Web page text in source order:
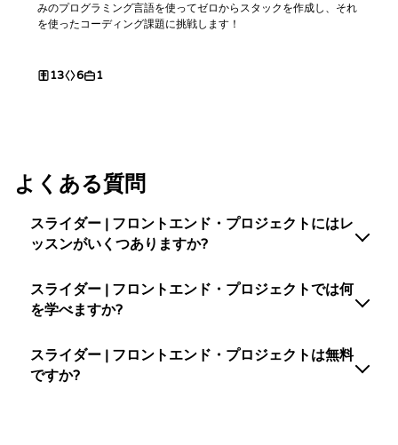
みのプログラミング言語を使ってゼロからスタックを作成し、それ
を使ったコーディング課題に挑戦します！
13 6 1
よくある質問
スライダー | フロントエンド・プロジェクトにはレ
ッスンがいくつありますか?
スライダー | フロントエンド・プロジェクトでは何
を学べますか?
スライダー | フロントエンド・プロジェクトは無料
ですか?